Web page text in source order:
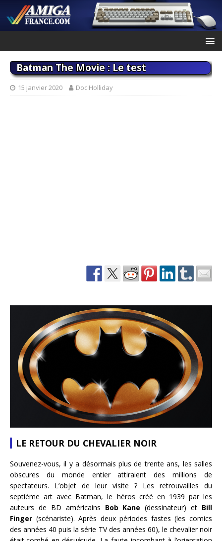
Batman The Movie : Le test
15 janvier 2020 Doc Holliday
LE RETOUR DU CHEVALIER NOIR
Souvenez-vous, il y a désormais plus de trente ans, les salles
obscures du monde entier attiraient des millions de
spectateurs. L’objet de leur visite ? Les retrouvailles du
septième art avec Batman, le héros créé en 1939 par les
auteurs de BD américains Bob Kane (dessinateur) et Bill
Finger (scénariste). Après deux périodes fastes (les comics
des années 40 puis la série TV des années 60), le chevalier noir